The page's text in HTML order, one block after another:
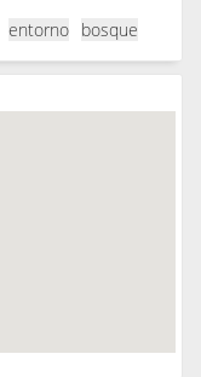
entorno bosque